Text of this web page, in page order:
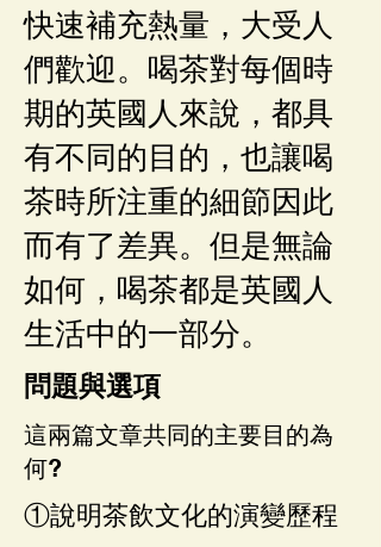
快速補充熱量，大受人
們歡迎。喝茶對每個時
期的英國人來說，都具
有不同的目的，也讓喝
茶時所注重的細節因此
而有了差異。但是無論
如何，喝茶都是英國人
生活中的一部分。
問題與選項
這兩篇文章共同的主要目的為
何?
①說明茶飲文化的演變歷程